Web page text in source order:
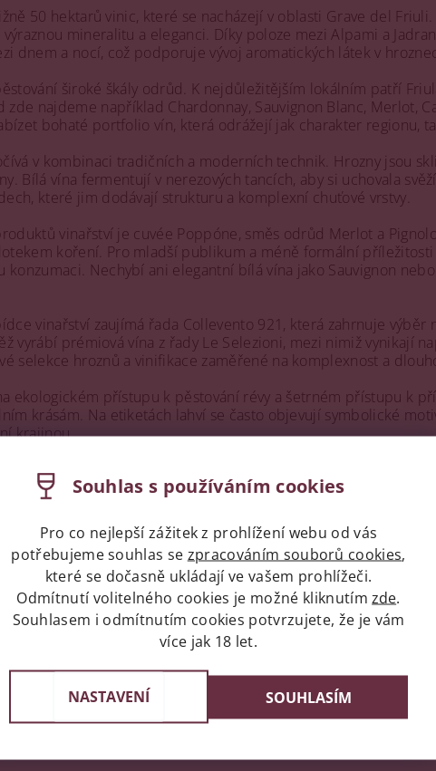
50 hektarů vinic, které se nacházejí v oblasti Grave del
mineralitu a eleganci. Díky poloze mezi Alpami a
dnem a nocí, což podporuje vývoj aromatických látek v
široké škály odrůd. K nejdůležitějším lokálním patří
najdeme například Chardonnay, Sauvignon Blanc, Merlot,
bohaté portfolio vín, která odrážejí jak charakter regionu,
v kombinaci tradičních a moderních technik. Hrozny jsou
Bílá vína fermentují v nerezových tancích, aby si uchovala
které jim dodávají strukturu a komplexní chuťové vrstvy.
vinařství je cuvée Poppóne, směs odrůd Merlot a
koření. Pro mladší publikum a méně formální
konzumaci. Nechybí ani elegantní bílá vína jako Sauvignon
vinařství zaujímá řada Collevento 921, která zahrnuje
vyrábí prémiová vína z řady Le Selezioni, mezi nimiž vynikají
selekce hroznů a vinifikace zaměřené na komplexnost a
ekologickém přístupu k pěstování révy a šetrném přístupu k
krásám. Na etiketách lahví se často objevují symbolické
krajinou.
postavení nejen v rámci Itálie, ale i na mezinárodním
vinařských soutěžích. Tento úspěch je výsledkem
hledání jedinečného stylu, který by vína z Antonutti odlišoval a
Antonuttinebyly nalezeny....
v Praze
Do 24 hodin u vás doma
Souhlas s používáním cookies
Pro co nejlepší zážitek z prohlížení webu od vás
potřebujeme souhlas se zpracováním souborů cookies,
které se dočasně ukládají ve vašem prohlížeči.
Odmítnutí volitelného cookies je možné kliknutímzde.
Souhlasem i odmítnutím cookies potvrzujete, že je vám
více jak 18 let.
NASTAVENÍ SOUHLASÍM